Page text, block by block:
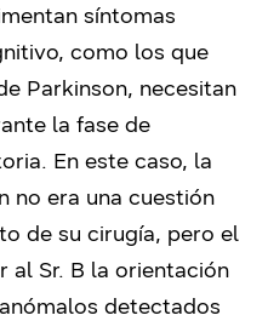
síntomas
como los que
Parkinson, necesitan
la fase de
En este caso, la
no era una cuestión
de su cirugía, pero el
al Sr. B la orientación
detectados